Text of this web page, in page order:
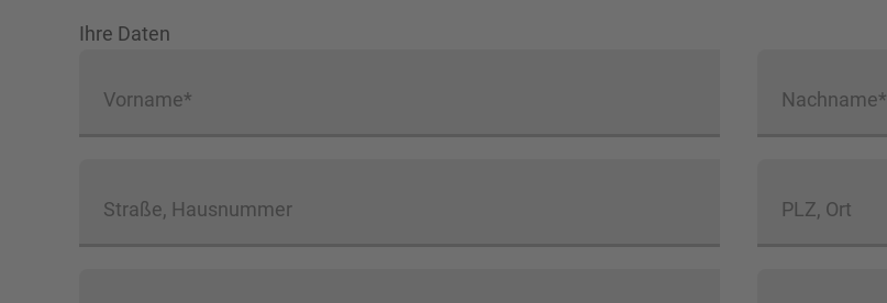
Ihre Daten
Vorname* Nachname*
Straße, Hausnummer PLZ, Ort